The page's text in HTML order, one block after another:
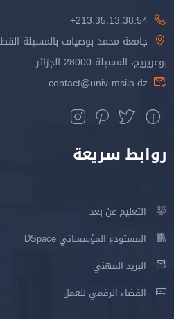
213.35.13.38.54+
جامعة محمد بوضياف بالمسيلة
بوعريريج، المسيلة 28000 الجزائر
contact@univ-msila.dz
روابط سريعة
التعليم عن بعد
المستودع المؤسساتي DSpace
البريد المهني
الفضاء الرقمي للعمل